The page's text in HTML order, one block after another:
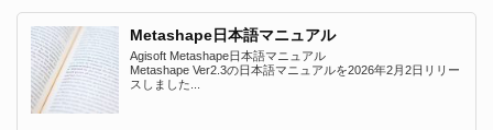
Metashape日本語マニュアル
Agisoft Metashape日本語マニュアル
Metashape Ver2.3の日本語マニュアルを2026年2月2日リリー
スしました...